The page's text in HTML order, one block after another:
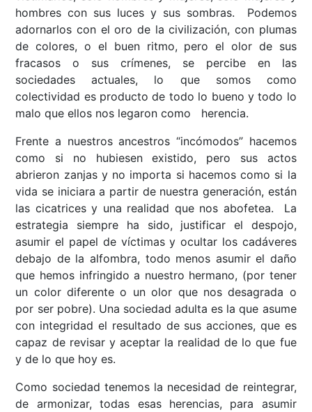
hombres con sus luces y sus sombras. Podemos
adornarlos con el oro de la civilización, con plumas
de colores, o el buen ritmo, pero el olor de sus
fracasos o sus crímenes, se percibe en las
sociedades actuales, lo que somos como
colectividad es producto de todo lo bueno y todo lo
malo que ellos nos legaron como herencia.
Frente a nuestros ancestros “incómodos” hacemos
como si no hubiesen existido, pero sus actos
abrieron zanjas y no importa si hacemos como si la
vida se iniciara a partir de nuestra generación, están
las cicatrices y una realidad que nos abofetea. La
estrategia siempre ha sido, justificar el despojo,
asumir el papel de víctimas y ocultar los cadáveres
debajo de la alfombra, todo menos asumir el daño
que hemos infringido a nuestro hermano, (por tener
un color diferente o un olor que nos desagrada o
por ser pobre). Una sociedad adulta es la que asume
con integridad el resultado de sus acciones, que es
capaz de revisar y aceptar la realidad de lo que fue
y de lo que hoy es.
Como sociedad tenemos la necesidad de reintegrar,
de armonizar, todas esas herencias, para asumir